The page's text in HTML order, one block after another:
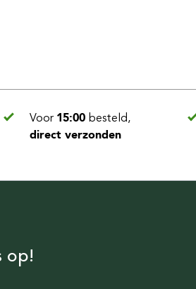
Voor 15:00 besteld,
direct verzonden
op!